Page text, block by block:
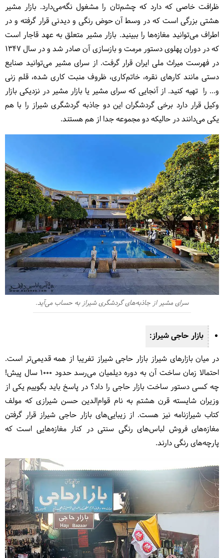
ظرافت خاصی که دارد که چشم‌تان را مشغول نگه‌می‌دارد. بازار مشیر
هشتی بزرگی است که در وسط آن حوض رنگی و دیدنی قرار گرفته و در
اطراف می‌توانید مغازه‌ها را ببینید. بازار مشیر متعلق به عهد قاجار است
که در دوران پهلوی دستور مرمت و بازسازی آن صادر شد و در سال 1347
در فهرست میراث ملی ایران قرار گرفت. از سرای مشیر می‌توانید صنایع
دستی مانند کارهای نقره، خاتم‌کاری، ظروف منبت کاری شده، قلم زنی
و... را تهیه کنید. از آنجایی که سرای مشیر یا بازار مشیر در نزدیکی بازار
وکیل قرار دارد برخی گردشگران این دو جاذبه گردشگری شیراز را با هم
یکی می‌دانند در حالیکه دو مجموعه جدا از هم هستند.
سرای مشیر از جاذبه‌های گردشگری شیراز به حساب می‌آید.
بازار حاجی شیراز:
در میان بازارهای شیراز بازار حاجی شیراز تفریبا از همه قدیمی‌تر است.
احتمالا زمان ساخت آن به دوره دیلمیان می‌رسد حدود 1000 سال پیش!
چه کسی دستور ساخت بازار حاجی را داد؟ در پاسخ باید بگوییم یکی از
وزیران شایسته قرن هشتم به نام قوام‌الدین حسن شیرازی که مولف
کتاب شیرازنامه نیز هست. از زیبایی‌های بازار حاجی شیراز قرار گرفتن
مغازه‌های فروش لباس‌های رنگی سنتی در کنار مغازه‌هایی است که
پارچه‌های رنگی دارند.